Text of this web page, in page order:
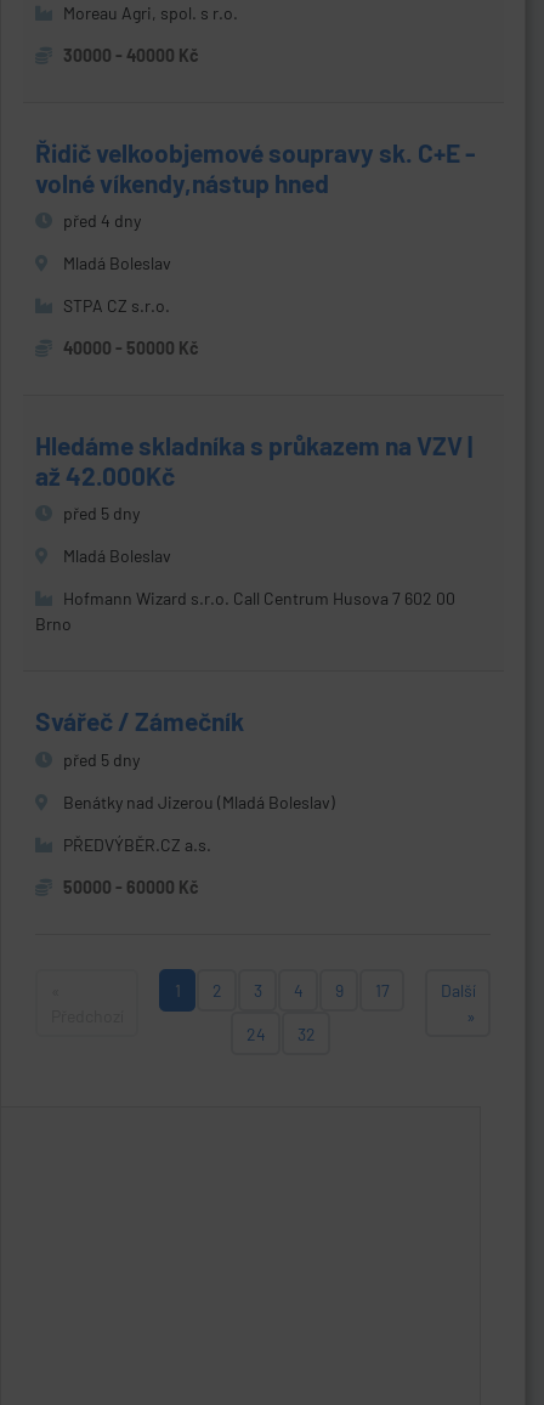
Moreau Agri, spol. s r.o.
30000 - 40000 Kč
Řidič velkoobjemové soupravy sk. C+E -
volné víkendy,nástup hned
před 4 dny
Mladá Boleslav
STPA CZ s.r.o.
40000 - 50000 Kč
Hledáme skladníka s průkazem na VZV |
až 42.000Kč
před 5 dny
Mladá Boleslav
Hofmann Wizard s.r.o. Call Centrum Husova 7 602 00
Brno
Svářeč / Zámečník
před 5 dny
Benátky nad Jizerou (Mladá Boleslav)
PŘEDVÝBĚR.CZ a.s.
50000 - 60000 Kč
1 2 3 4 9 17
24 32
Další
»